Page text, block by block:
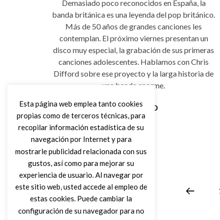
Demasiado poco reconocidos en España, la
banda británica es una leyenda del pop británico.
Más de 50 años de grandes canciones les
contemplan. El próximo viernes presentan un
disco muy especial, la grabación de sus primeras
canciones adolescentes. Hablamos con Chris
Difford sobre ese proyecto y la larga historia de
una banda enorme.
Leer Más
Esta página web emplea tanto cookies
propias como de terceros técnicas, para
recopilar información estadística de su
navegación por Internet y para
mostrarle publicidad relacionada con sus
gustos, así como para mejorar su
experiencia de usuario. Al navegar por
este sitio web, usted accede al empleo de
estas cookies. Puede cambiar la
configuración de su navegador para no